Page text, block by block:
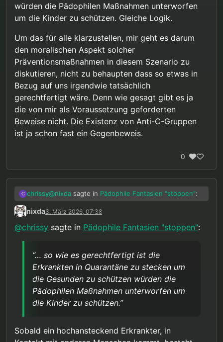
würden die Pädophilen Maßnahmen unterworfen
um die Kinder zu schützen. Gleiche Logik.
Um das für alle klarzustellen, mir geht es darum
den moralischen Aspekt solcher
Präventionsmaßnahmen in diesem Szenario zu
diskutieren, nicht zu behaupten dass so etwas in
Bezug auf uns irgendwie tatsächlich
gerechtfertigt wäre. Denn wie gesagt gibt es ja
die von mir als Voraussetzung geforderten
Beweise nicht. Die Existenz von Anti-C-Gruppen
ist ja schon fast ein Gegenbeweis.
0
C chrissy@nixda sagte in Pädophile Fantasien "stoppen":
Gefährdungslage vorliegt…
@ nixdasagte inPädophile Fantasien "stoppen"
Dann reden wir aber nicht mehr über
Pädophilie, sondern über schwere
psychiatrische Erkrankungen.
Fast. In diesem - zum Glück fiktiven - Szenario
nixda3. März 2026, 07:38
@chrissy sagte in Pädophile Fantasien "stoppen":
“… so wie es gerechtfertigt ist die
Erkrankten in Quarantäne zu stecken um
die Gesunden zu schützen würden die
Pädophilen Maßnahmen unterworfen um
die Kinder zu schützen.”
Sobald ein hochansteckend Erkrankter, in